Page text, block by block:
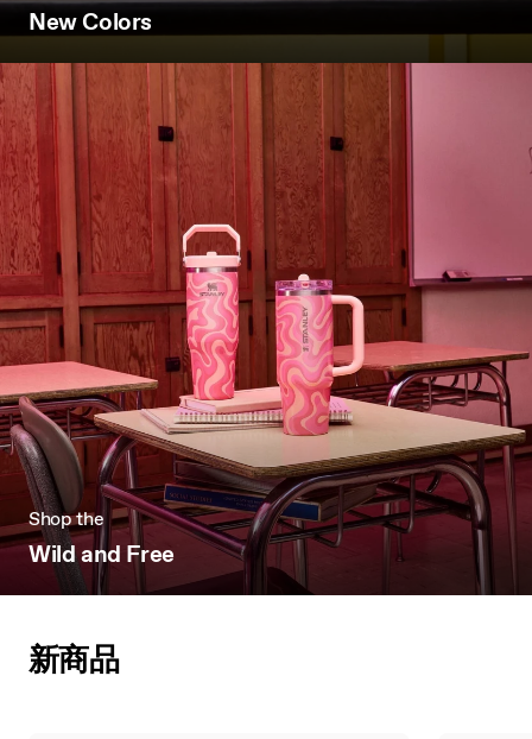
New Colors
Shop the
Wild and Free
新商品